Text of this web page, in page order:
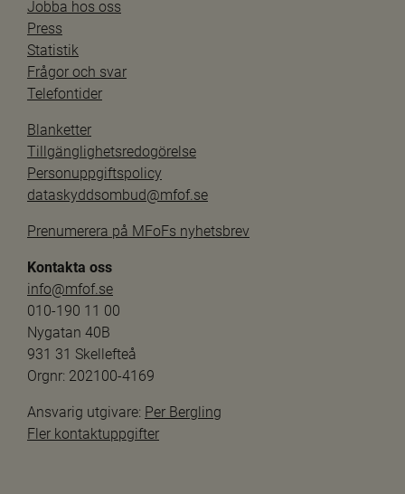
Jobba hos oss
Press
Statistik
Frågor och svar
Telefontider
Blanketter
Tillgänglighetsredogörelse
Personuppgiftspolicy
dataskyddsombud@mfof.se
Prenumerera på MFoFs nyhetsbrev
Kontakta oss
info@mfof.se
010-190 11 00
Nygatan 40B
931 31 Skellefteå
Orgnr: 202100-4169
Ansvarig utgivare: Per Bergling
Fler kontaktuppgifter